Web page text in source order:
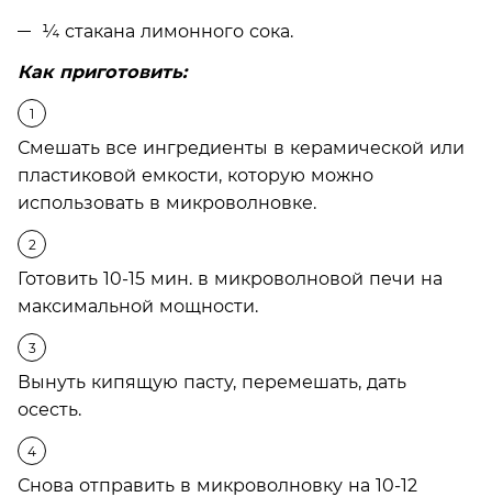
¼ стакана лимонного сока.
Как приготовить:
Смешать все ингредиенты в керамической или
пластиковой емкости, которую можно
использовать в микроволновке.
Готовить 10-15 мин. в микроволновой печи на
максимальной мощности.
Вынуть кипящую пасту, перемешать, дать
осесть.
Снова отправить в микроволновку на 10-12